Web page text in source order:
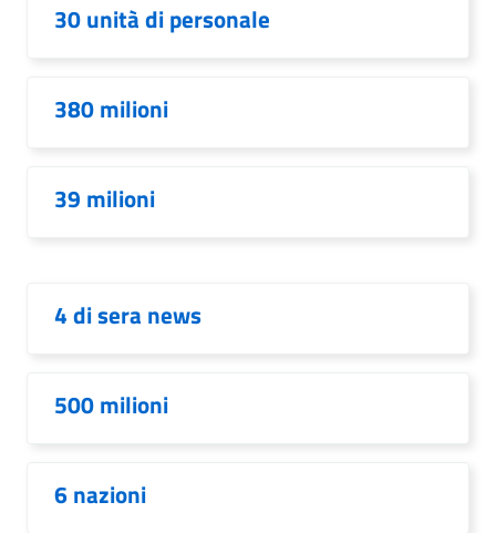
30 unità di personale
380 milioni
39 milioni
4 di sera news
500 milioni
6 nazioni